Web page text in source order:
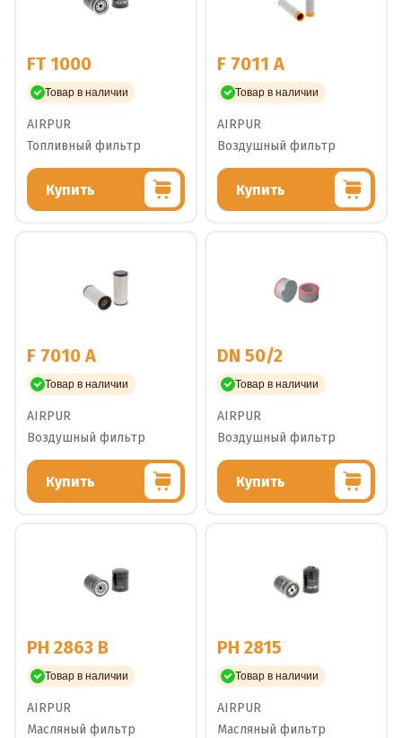
FT 1000
Товар в наличии
AIRPUR
Топливный фильтр
Купить
F 7011 A
Товар в наличии
AIRPUR
Воздушный фильтр
Купить
F 7010 A
Товар в наличии
AIRPUR
Воздушный фильтр
Купить
DN 50/2
Товар в наличии
AIRPUR
Воздушный фильтр
Купить
PH 2863 B
Товар в наличии
AIRPUR
Масляный фильтр
PH 2815
Товар в наличии
AIRPUR
Масляный фильтр